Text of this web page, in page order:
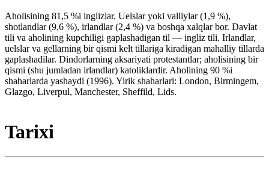
Aholisining 81,5 %i inglizlar. Uelslar yoki valliylar (1,9 %),
shotlandlar (9,6 %), irlandlar (2,4 %) va boshqa xalqlar bor. Davlat
tili va aholining kupchiligi gaplashadigan til — ingliz tili. Irlandlar,
uelslar va gellarning bir qismi kelt tillariga kiradigan mahalliy tillarda
gaplashadilar. Dindorlarning aksariyati protestantlar; aholisining bir
qismi (shu jumladan irlandlar) katoliklardir. Aholining 90 %i
shaharlarda yashaydi (1996). Yirik shaharlari: London, Birmingem,
Glazgo, Liverpul, Manchester, Sheffild, Lids.
Tarixi